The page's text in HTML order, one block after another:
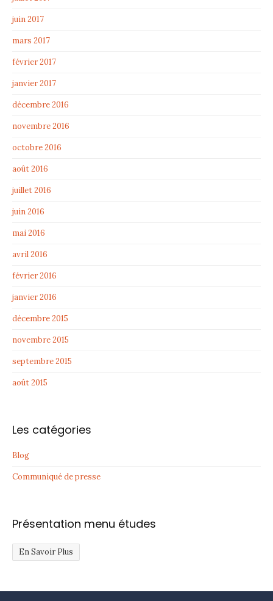
juin 2017
mars 2017
février 2017
janvier 2017
décembre 2016
novembre 2016
octobre 2016
août 2016
juillet 2016
juin 2016
mai 2016
avril 2016
février 2016
janvier 2016
décembre 2015
novembre 2015
septembre 2015
août 2015
Les catégories
Blog
Communiqué de presse
Présentation menu études
En Savoir Plus